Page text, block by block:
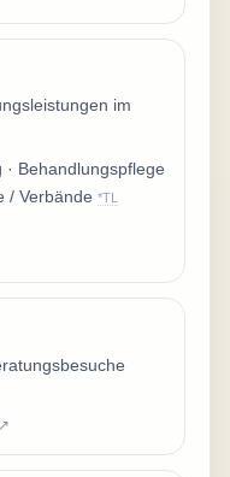
im
Behandlungspflege
/ Verbände *TL